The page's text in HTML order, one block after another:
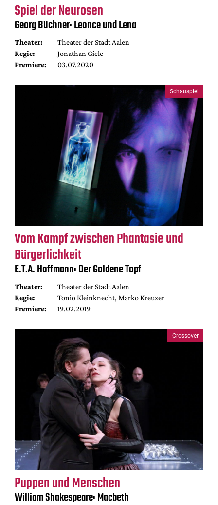
Spiel der Neurosen
Georg Büchner: Leonce und Lena
Theater:
Theater der Stadt Aalen
Regie:
Jonathan Giele
Premiere:
03.07.2020
Schauspiel
Vom Kampf zwischen Phantasie und
Bürgerlichkeit
E.T.A. Hoffmann: Der Goldene Topf
Theater:
Theater der Stadt Aalen
Regie:
Tonio Kleinknecht, Marko Kreuzer
Premiere:
19.02.2019
Crossover
Puppen und Menschen
William Shakespeare: Macbeth